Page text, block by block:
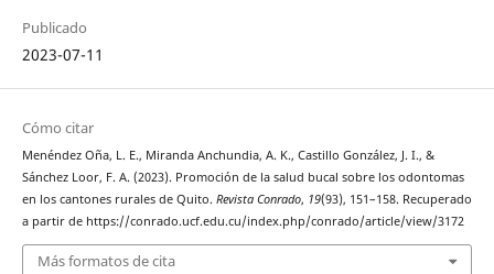
Publicado
2023-07-11
Cómo citar
Menéndez Oña, L. E., Miranda Anchundia, A. K., Castillo González, J. I., &
Sánchez Loor, F. A. (2023). Promoción de la salud bucal sobre los odontomas
en los cantones rurales de Quito. Revista Conrado, 19(93), 151–158. Recuperado
a partir de https://conrado.ucf.edu.cu/index.php/conrado/article/view/3172
Más formatos de cita